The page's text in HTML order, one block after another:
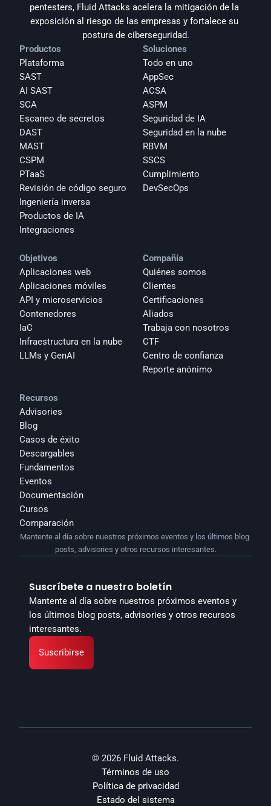
pentesters, Fluid Attacks acelera la mitigación de la
exposición al riesgo de las empresas y fortalece su
postura de ciberseguridad.
Productos
Plataforma
SAST
AI SAST
SCA
Escaneo de secretos
DAST
MAST
CSPM
PTaaS
Revisión de código seguro
Ingeniería inversa
Productos de IA
Integraciones
Soluciones
Todo en uno
AppSec
ACSA
ASPM
Seguridad de IA
Seguridad en la nube
RBVM
SSCS
Cumplimiento
DevSecOps
Objetivos
Aplicaciones web
Aplicaciones móviles
API y microservicios
Contenedores
IaC
Infraestructura en la nube
LLMs y GenAI
Compañía
Quiénes somos
Clientes
Certificaciones
Aliados
Trabaja con nosotros
CTF
Centro de confianza
Reporte anónimo
Recursos
Advisories
Blog
Casos de éxito
Descargables
Fundamentos
Eventos
Documentación
Cursos
Comparación
Suscríbete a nuestro boletín
Mantente al día sobre nuestros próximos eventos y
los últimos blog posts, advisories y otros recursos
interesantes.
Suscribirse
Mantente al día sobre nuestros próximos eventos y los últimos blog
posts, advisories y otros recursos interesantes.
© 2026 Fluid Attacks.
Términos de uso
Política de privacidad
Estado del sistema